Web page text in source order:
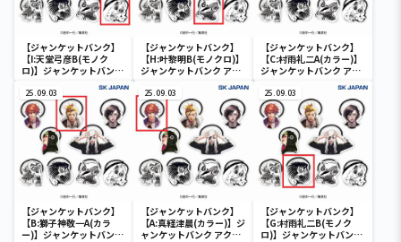
【ジャンケットバンク】
【I:天堂弓彦B(モノク
ロ)】ジャンケットバンク
【ジャンケットバンク】
【H:叶黎明B(モノクロ)】
ジャンケットバンク アク
【ジャンケットバンク】
【C:村雨礼二A(カラー)】
ジャンケットバンク アク
25.09.03
【ジャンケットバンク】
【B:獅子神敬一A(カラ
ー)】ジャンケットバンク
25.09.03
【ジャンケットバンク】
【A:真経津晨(カラー)】ジ
ャンケットバンク アクリ
25.09.03
【ジャンケットバンク】
【G:村雨礼二B(モノク
ロ)】ジャンケットバンク